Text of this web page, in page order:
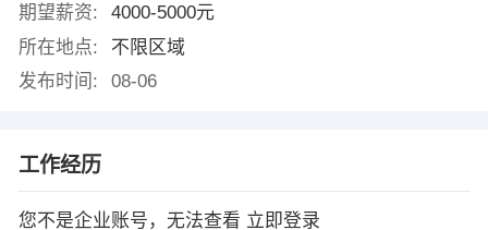
期望薪资:
4000-5000元
所在地点:
不限区域
发布时间:
08-06
工作经历
您不是企业账号，无法查看 立即登录